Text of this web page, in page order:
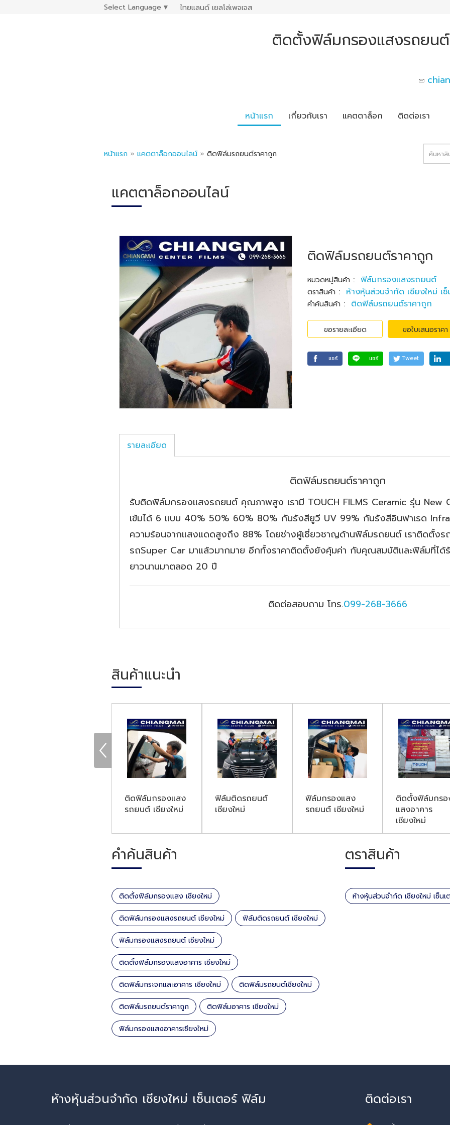
Select Language ▼ ไทยแลนด์ เยลโล่เพจเจส
ติดตั้งฟิล์มกรองแสงรถยนต์
หน้าแรก เกี่ยวกับเรา แคตตาล็อก ติดต่อเรา
หน้าแรก » แคตตาล็อกออนไลน์ » ติดฟิล์มรถยนต์ราคาถูก
แคตตาล็อกออนไลน์
ติดฟิล์มรถยนต์ราคาถูก
หมวดหมู่สินค้า : ฟิล์มกรองแสงรถยนต์
ตราสินค้า : ห้างหุ้นส่วนจำกัด เชียงใหม่ เ
คำค้นสินค้า : ติดฟิล์มรถยนต์ราคาถูก
ขอรายละเอียด ขอใบเสนอราคา
แชร์ แชร์ Tweet
รายละเอียด
ติดฟิล์มรถยนต์ราคาถูก
รับติดฟิล์มกรองแสงรถยนต์ คุณภาพสูง เรามี TOUCH FILMS Ceramic รุ่น New
เข้มได้ 6 แบบ 40% 50% 60% 80% กันรังสียูวี UV 99% กันรังสีอินฟาเรด
ความร้อนจากแสงแดดสูงถึง 88% โดยช่างผู้เชี่ยวชาญด้านฟิล์มรถยนต์ เราติดตั้งร
รถSuper Car มาแล้วมากมาย อีกทั้งราคาติดตั้งยังคุ้มค่า กับคุณสมบัติและฟิล์มที่ได้รั
ยาวนานมาตลอด 20 ปี
ติดต่อสอบถาม โทร.099-268-3666
สินค้าแนะนำ
ติดฟิล์มกรองแสง
รถยนต์ เชียงใหม่
ฟิล์มติดรถยนต์
เชียงใหม่
ฟิล์มกรองแสง
รถยนต์ เชียงใหม่
ติดตั้งฟิล์มกรอ
แสงอาคาร
เชียงใหม่
คำค้นสินค้า
ติดตั้งฟิล์มกรองแสง เชียงใหม่
ติดฟิล์มกรองแสงรถยนต์ เชียงใหม่ ฟิล์มติดรถยนต์ เชียงใหม่
ฟิล์มกรองแสงรถยนต์ เชียงใหม่
ติดตั้งฟิล์มกรองแสงอาคาร เชียงใหม่
ติดฟิล์มกระจกและอาคาร เชียงใหม่ ติดฟิล์มรถยนต์เชียงใหม่
ติดฟิล์มรถยนต์ราคาถูก ติดฟิล์มอาคาร เชียงใหม่
ฟิล์มกรองแสงอาคารเชียงใหม่
ตราสินค้า
ห้างหุ้นส่วนจำกัด เชียงใหม่ เซ็น
ห้างหุ้นส่วนจำกัด เชียงใหม่ เซ็นเตอร์ ฟิล์ม ติดต่อเรา